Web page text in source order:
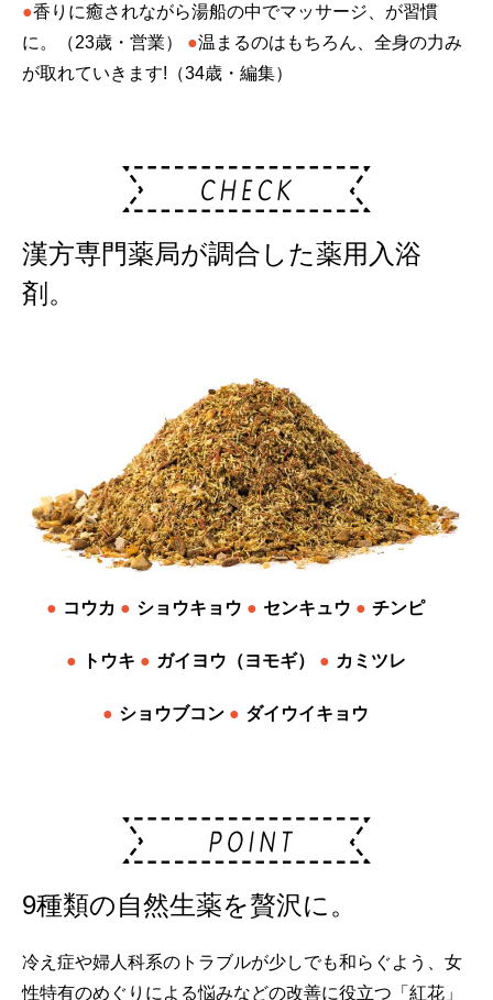
●香りに癒されながら湯船の中でマッサージ、が習慣
に。（23歳・営業）
●温まるのはもちろん、全身の力み
が取れていきます!（34歳・編集）
漢方専門薬局が調合した薬用入浴
剤。
コウカ ショウキョウ センキュウ チンピ
トウキ ガイヨウ（ヨモギ） カミツレ
ショウブコン ダイウイキョウ
9種類の自然生薬を贅沢に。
冷え症や婦人科系のトラブルが少しでも和らぐよう、女
性特有のめぐりによる悩みなどの改善に役立つ「紅花」